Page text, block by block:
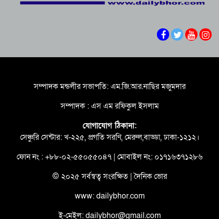
‎ বৃহত্তর ময়মনসিংহের উন্নয়নে সমন্বিত উদ্যোগের
আহ্বান তথ্য ও সম্প্রচার মন্ত্রণালয়ের
সুস্থ সমাজ গঠনে তরুণদের এগিয়ে আসার আহ্বান যুব
ও ক্রীড়া প্রতিমন্ত্রীর
দক্ষিণখানে বহুতল ভবন নির্মাণে অনিয়মের অভিযোগ,
তদন্তের আশ্বাস রাজউকের
আগামীকাল উদ্বোধন হচ্ছে ‘জুলাই গণঅভ্যুত্থান স্মৃতি
জাদুঘর’, ৬ আগস্ট থেকে সবার জন্য উন্মুক্ত
সম্পাদক মন্ডলীর সভাপতি: এম.জি.আর.নাছির মজুমদার
সম্পাদক : এস এম রফিকুল ইসলাম
যোগাযোগ ঠিকানা:
সেঞ্চুরি সেন্টার: খ-২২৫, প্রগতি সরণি, মেরুল,বাড্ডা, ঢাকা-১২১২।
ফোন নং : +৮৮-০২-৫৫০৫৫০৪৭ | মোবাইল নং: ০১৭১৬৩৭১২৮৬
© ২০২৫ সর্বস্বত্ব সংরক্ষিত | দৈনিক ভোর
www: dailybhor.com
ই-মেইল: dailybhor@gmail.com